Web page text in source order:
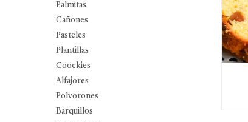
Palmitas
Cañones
Pasteles
Plantillas
Coockies
Alfajores
Polvorones
Barquillos